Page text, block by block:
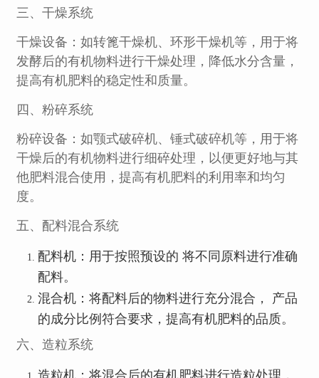
三、干燥系统
干燥设备：如转篦干燥机、环形干燥机等，用于将
发酵后的有机物料进行干燥处理，降低水分含量，
提高有机肥料的稳定性和质量。
四、粉碎系统
粉碎设备：如颚式破碎机、锤式破碎机等，用于将
干燥后的有机物料进行细碎处理，以便更好地与其
他肥料混合使用，提高有机肥料的利用率和均匀
度。
五、配料混合系统
配料机：用于按照预设的 将不同原料进行准确
配料。
混合机：将配料后的物料进行充分混合， 产品
的成分比例符合要求，提高有机肥料的品质。
六、造粒系统
造粒机：将混合后的有机肥料进行造粒处理，